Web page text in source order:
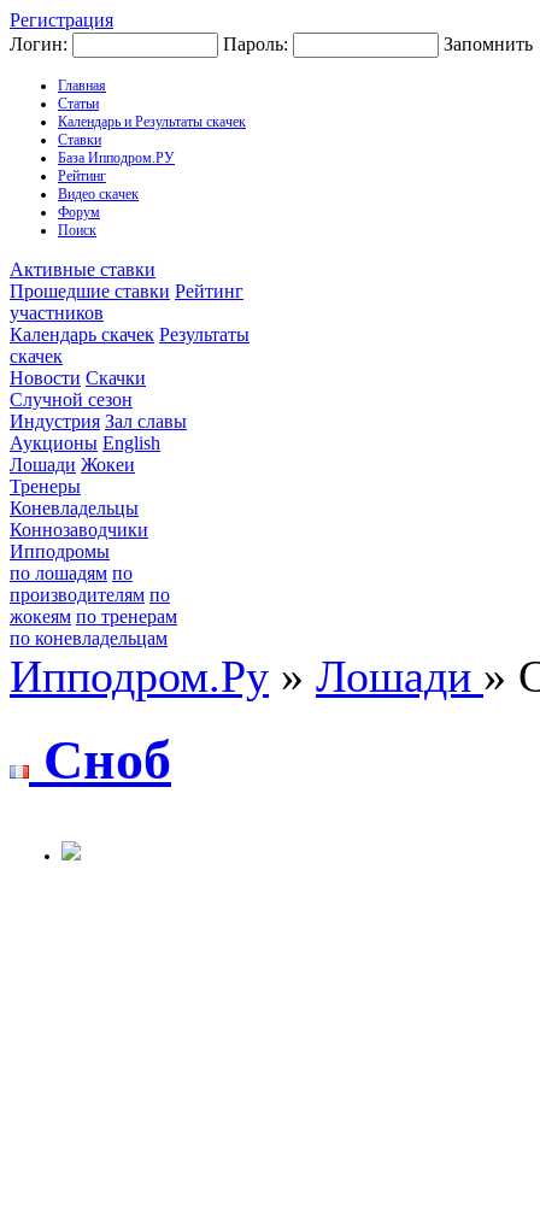
Регистрация
Логин:
Пароль: Запомнить
Главная
Статьи
Календарь и Результаты скачек
Ставки
База Ипподром.РУ
Рейтинг
Видео скачек
Форум
Поиск
Активные ставки
Прошедшие ставки Рейтинг
участников
Календарь скачек Результаты
скачек
Новости Скачки
Случной сезон
Индустрия Зал славы
Аукционы English
Лошади Жокеи
Тренеры
Коневладельцы
Коннозаводчики
Ипподромы
по лошадям по
производителям по
жокеям по тренерам
по коневладельцам
Ипподром.Ру » Лошади »
Cнoб